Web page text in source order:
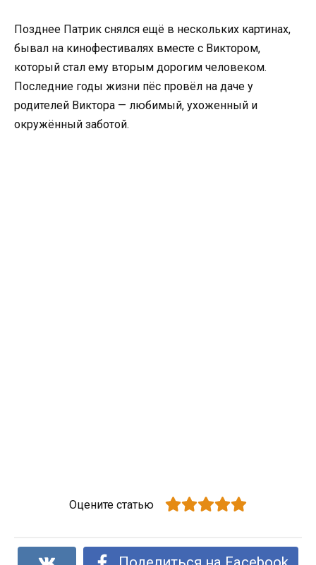
Позднее Патрик снялся ещё в нескольких картинах,
бывал на кинофестивалях вместе с Виктором,
который стал ему вторым дорогим человеком.
Последние годы жизни пёс провёл на даче у
родителей Виктора — любимый, ухоженный и
окружённый заботой.
Оцените статью